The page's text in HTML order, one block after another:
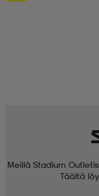
Meillä Stadium
Täältä